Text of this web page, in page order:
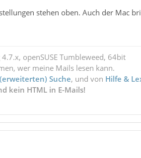
stehen oben. Auch der Mac
openSUSE Tumbleweed, 64bit
wer meine Mails lesen kann.
(erweiterten) Suche, und von Hilfe &
kein HTML in E-Mails!